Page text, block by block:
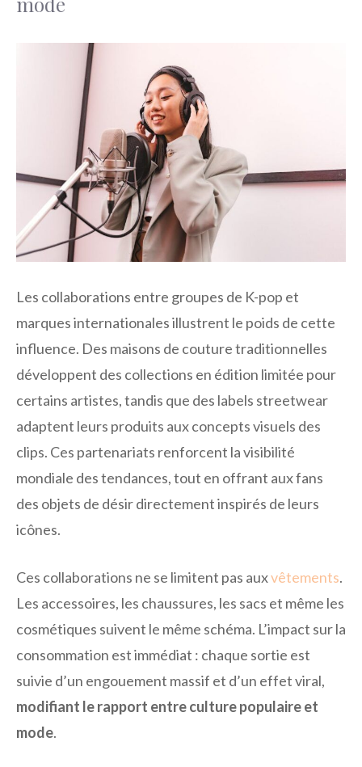
Les collaborations entre groupes de K-pop et
marques internationales illustrent le poids de cette
influence. Des maisons de couture traditionnelles
développent des collections en édition limitée pour
certains artistes, tandis que des labels streetwear
adaptent leurs produits aux concepts visuels des
clips. Ces partenariats renforcent la visibilité
mondiale des tendances, tout en offrant aux fans
des objets de désir directement inspirés de leurs
icônes.
Ces collaborations ne se limitent pas auxvêtements.
Les accessoires, les chaussures, les sacs et même les
cosmétiques suivent le même schéma. L’impact sur la
consommation est immédiat : chaque sortie est
suivie d’un engouement massif et d’un effet viral,
modifiant le rapport entre culture populaire et
mode.